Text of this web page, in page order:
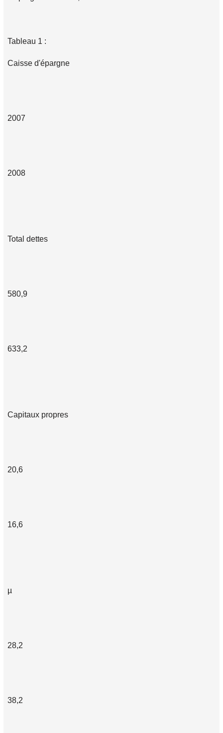
Tableau 1 :
Caisse d'épargne
2007
2008
Total dettes
580,9
633,2
Capitaux propres
20,6
16,6
µ
28,2
38,2